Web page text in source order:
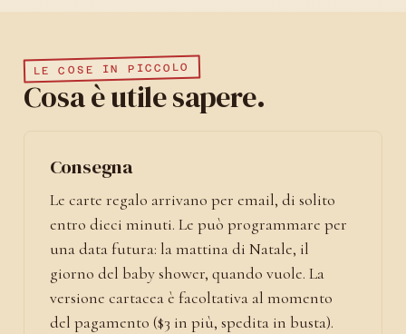
LE COSE IN PICCOLO
Cosa è utile sapere.
Consegna
Le carte regalo arrivano per email, di solito
entro dieci minuti. Le può programmare per
una data futura: la mattina di Natale, il
giorno del baby shower, quando vuole. La
versione cartacea è facoltativa al momento
del pagamento ($3 in più, spedita in busta).